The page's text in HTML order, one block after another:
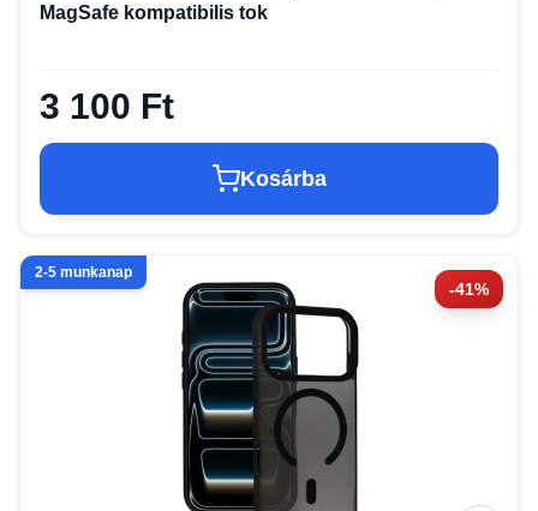
MagSafe kompatibilis tok
3 100 Ft
Kosárba
-41%
2-5 munkanap